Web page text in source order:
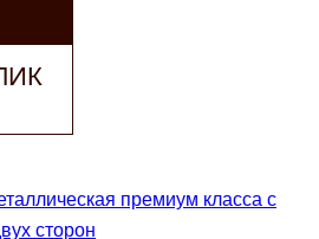
премиум класса с
сторон